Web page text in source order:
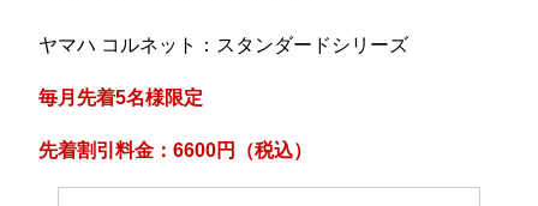
ヤマハ コルネット：スタンダードシリーズ
毎月先着5名様限定
先着割引料金：6600円（税込）